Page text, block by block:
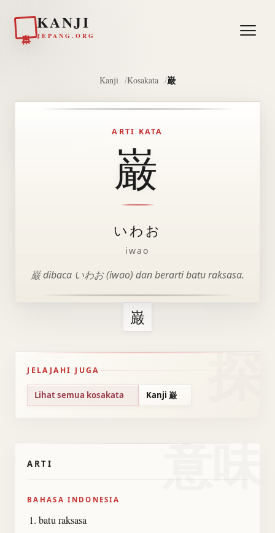
KANJI
JEPANG.ORG
Kanji Kosakata 巌
ARTI KATA
巌
いわお
iwao
巌 dibaca いわお (iwao) dan berarti batu raksasa.
巌
JELAJAHI JUGA
Lihat semua kosakata Kanji 巌
意味
ARTI
BAHASA INDONESIA
batu raksasa